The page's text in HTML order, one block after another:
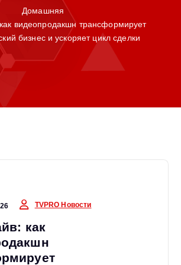
Домашняя
видеопродакшн трансформирует
бизнес и ускоряет цикл сделки
TVPRO Новости
как